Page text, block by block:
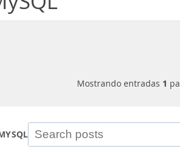
Mostrando entradas 1